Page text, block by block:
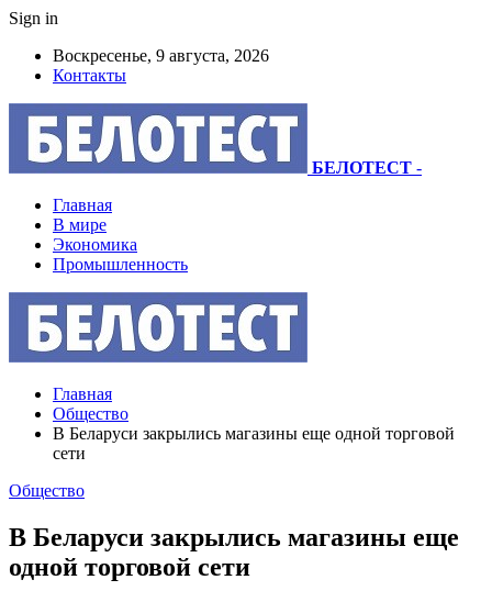
Sign in
Воскресенье, 9 августа, 2026
Контакты
БЕЛОТЕСТ -
Главная
В мире
Экономика
Промышленность
Главная
Общество
В Беларуси закрылись магазины еще одной торговой
сети
Общество
В Беларуси закрылись магазины еще
одной торговой сети